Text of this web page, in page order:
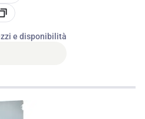
e disponibilità